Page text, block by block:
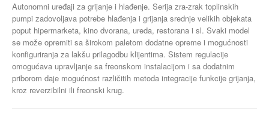
Autonomni uređaji za grijanje i hlađenje. Serija zra-zrak toplinskih
pumpi zadovoljava potrebe hlađenja i grijanja srednje velikih objekata
poput hipermarketa, kino dvorana, ureda, restorana i sl. Svaki model
se može opremiti sa širokom paletom dodatne opreme i mogućnosti
konfiguriranja za lakšu prilagodbu klijentima. Sistem regulacije
omogućava upravljanje sa freonskom instalacijom i sa dodatnim
priborom daje mogućnost različitih metoda integracije funkcije grijanja,
kroz reverzibilni ili freonski krug.